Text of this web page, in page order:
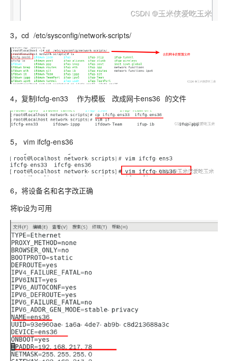
3，cd /etc/sysconfig/network-scripts/
4，复制ifcfg-en33 作为模板 改成网卡ens36 的文件
5， vim ifcfg-ens36
6，将设备名和名字改正确
将ip设为可用